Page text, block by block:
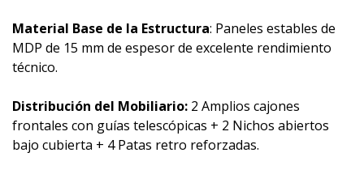
Material Base de la Estructura: Paneles estables de
MDP de 15 mm de espesor de excelente rendimiento
técnico.
Distribución del Mobiliario: 2 Amplios cajones
frontales con guías telescópicas + 2 Nichos abiertos
bajo cubierta + 4 Patas retro reforzadas.